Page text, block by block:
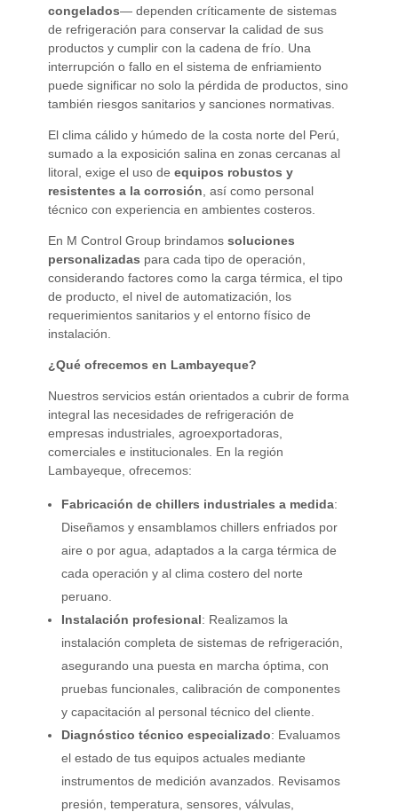
congelados— dependen críticamente de sistemas
de refrigeración para conservar la calidad de sus
productos y cumplir con la cadena de frío. Una
interrupción o fallo en el sistema de enfriamiento
puede significar no solo la pérdida de productos, sino
también riesgos sanitarios y sanciones normativas.
El clima cálido y húmedo de la costa norte del Perú,
sumado a la exposición salina en zonas cercanas al
litoral, exige el uso de equipos robustos y
resistentes a la corrosión , así como personal
técnico con experiencia en ambientes costeros.
En M Control Group brindamos soluciones
personalizadas para cada tipo de operación,
considerando factores como la carga térmica, el tipo
de producto, el nivel de automatización, los
requerimientos sanitarios y el entorno físico de
instalación.
¿Qué ofrecemos en Lambayeque?
Nuestros servicios están orientados a cubrir de forma
integral las necesidades de refrigeración de
empresas industriales, agroexportadoras,
comerciales e institucionales. En la región
Lambayeque, ofrecemos:
Fabricación de chillers industriales a medida:
Diseñamos y ensamblamos chillers enfriados por
aire o por agua, adaptados a la carga térmica de
cada operación y al clima costero del norte
peruano.
Instalación profesional: Realizamos la
instalación completa de sistemas de refrigeración,
asegurando una puesta en marcha óptima, con
pruebas funcionales, calibración de componentes
y capacitación al personal técnico del cliente.
Diagnóstico técnico especializado: Evaluamos
el estado de tus equipos actuales mediante
instrumentos de medición avanzados. Revisamos
presión, temperatura, sensores, válvulas,